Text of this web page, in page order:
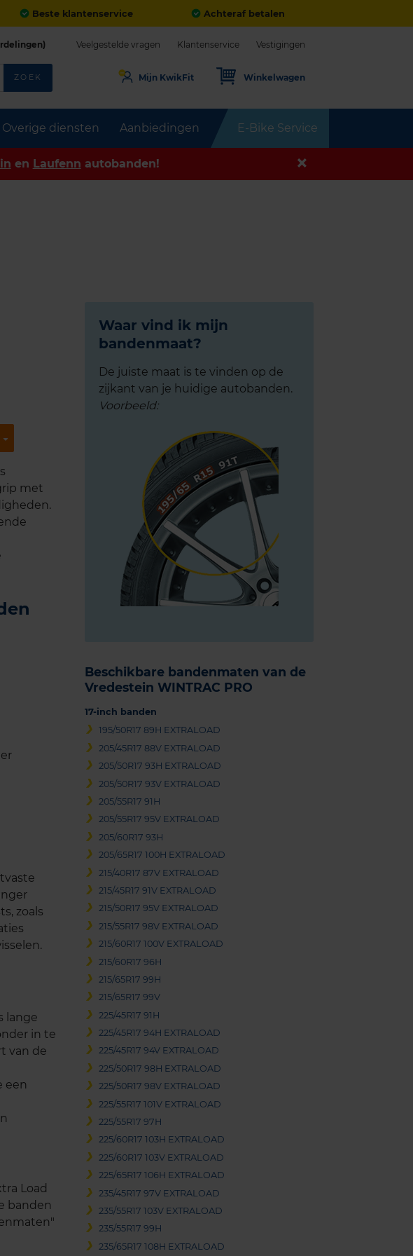
Beste klantenservice Achteraf betalen
Overige diensten Aanbiedingen E-Bike Service
Veelgestelde vragen Klantenservice Vestigingen
ZOEK Mijn KwikFit Winkelwagen
en Laufenn autobanden!
Waar vind ik mijn
bandenmaat?
De juiste maat is te vinden op de
zijkant van je huidige autobanden.
Voorbeeld:
Beschikbare bandenmaten van de
Vredestein WINTRAC PRO
17-inch banden
195/50R17 89H EXTRALOAD
205/45R17 88V EXTRALOAD
205/50R17 93H EXTRALOAD
205/50R17 93V EXTRALOAD
205/55R17 91H
205/55R17 95V EXTRALOAD
205/60R17 93H
205/65R17 100H EXTRALOAD
215/40R17 87V EXTRALOAD
215/45R17 91V EXTRALOAD
215/50R17 95V EXTRALOAD
215/55R17 98V EXTRALOAD
215/60R17 100V EXTRALOAD
215/60R17 96H
215/65R17 99H
215/65R17 99V
225/45R17 91H
225/45R17 94H EXTRALOAD
225/45R17 94V EXTRALOAD
225/50R17 98H EXTRALOAD
225/50R17 98V EXTRALOAD
225/55R17 101V EXTRALOAD
225/55R17 97H
225/60R17 103H EXTRALOAD
225/60R17 103V EXTRALOAD
225/65R17 106H EXTRALOAD
235/45R17 97V EXTRALOAD
235/55R17 103V EXTRALOAD
235/55R17 99H
235/65R17 108H EXTRALOAD
met
zoals
lange
in te
van de
een
Load
banden